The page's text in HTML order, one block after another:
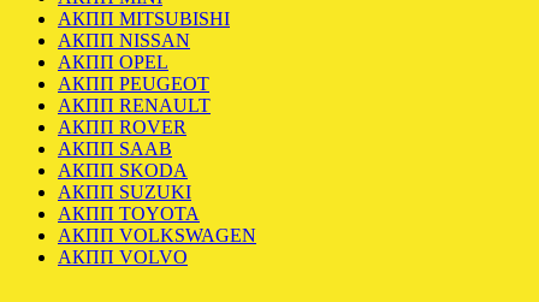
АКПП MITSUBISHI
АКПП NISSAN
АКПП OPEL
АКПП PEUGEOT
АКПП RENAULT
АКПП ROVER
АКПП SAAB
АКПП SKODA
АКПП SUZUKI
АКПП TOYOTA
АКПП VOLKSWAGEN
АКПП VOLVO